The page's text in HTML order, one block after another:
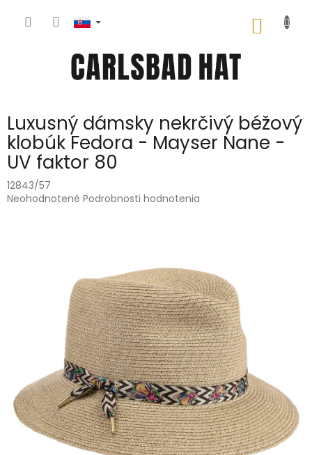
Luxusný dámsky nekrčivý béžový
klobúk Fedora - Mayser Nane -
UV faktor 80
12843/57
Priemerné
Neohodnotené Podrobnosti hodnotenia